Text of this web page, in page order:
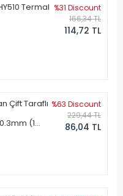
Termal %31 Discount
166,34 TL
114,72 TL
Çift Taraflı
(1
%63 Discount
229,44 TL
86,04 TL